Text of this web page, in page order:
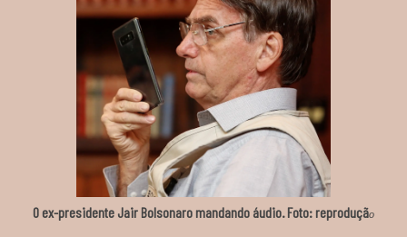
O ex-presidente Jair Bolsonaro mandando áudio. Foto: reprodução